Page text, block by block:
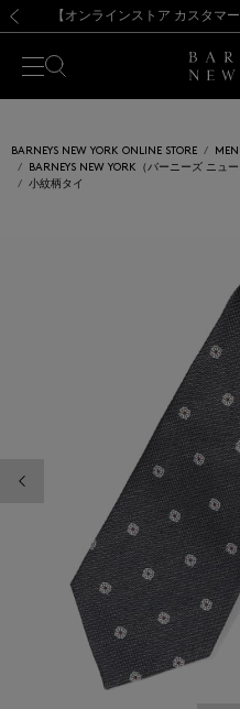
【夏季休業に伴う出荷一
熊本県を中心とした地震の影
【開催中】SUMMER
【夏季休業に伴う出荷一
BARNEYS NEW YORK ONLINE STORE
BARNEYS NEW YORK（バーニーズ ニュー
小紋柄タイ